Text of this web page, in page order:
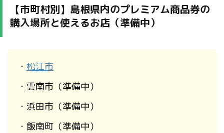
【市町村別】島根県内のプレミアム商品券の
購入場所と使えるお店（準備中）
・ 松江市
・雲南市（準備中）
・浜田市（準備中）
・飯南町（準備中）